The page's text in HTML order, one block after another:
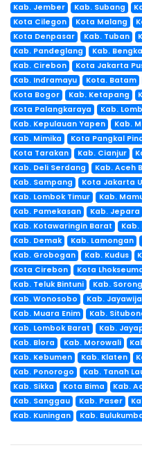
Kab. Jember
Kab. Subang
Kota Cilegon
Kota Malang
Kota Denpasar
Kab. Tuban
Kab. Pandeglang
Kab.
Kab. Cirebon
Kota Jakarta
Kab. Indramayu
Kota. Batam
Kota Bogor
Kab. Ketapang
Kota Palangkaraya
Kab.
Kab. Kepulauan Yapen
Kab.
Kab. Mimika
Kota Pangkal
Kota Tarakan
Kab. Cianjur
Kab. Deli Serdang
Kab. Aceh
Kab. Sampang
Kota Jakarta
Kab. Lombok Timur
Kab.
Kab. Pamekasan
Kab. Jepara
Kab. Kotawaringin Barat
Kab.
Kab. Demak
Kab. Lamongan
Kab. Grobogan
Kab. Kudus
Kota Cirebon
Kota
Kab. Teluk Bintuni
Kab. Sorong
Kab. Wonosobo
Kab.
Kab. Muara Enim
Kab.
Kab. Lombok Barat
Kab.
Kab. Blora
Kab. Morowali
Kab. Kebumen
Kab. Klaten
Kab. Ponorogo
Kab. Tanah
Kab. Sikka
Kota Bima Kab.
Kab. Sanggau
Kab. Paser
Kab. Kuningan
Kab.